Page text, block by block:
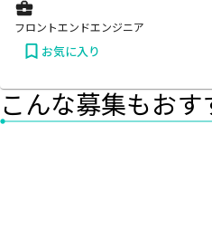
フロントエンドエンジニア
お気に入り
こんな募集もおす